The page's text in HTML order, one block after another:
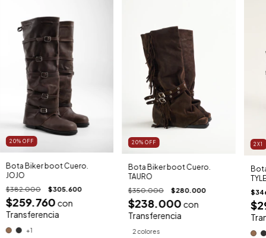
20% OFF
Bota Biker boot Cuero.
JOJO
$382.000 $305.600
$259.760 con
Transferencia
+1
20% OFF
Bota Biker boot Cuero.
TAURO
$350.000 $280.000
$238.000 con
Transferencia
2 colores
2X1